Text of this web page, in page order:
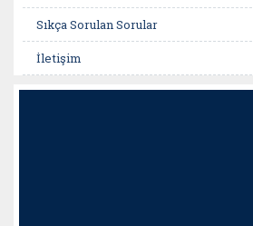
Sıkça Sorulan Sorular
İletişim